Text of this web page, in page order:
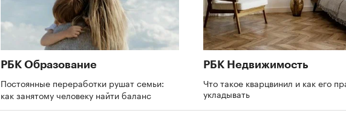
РБК Образование
Постоянные переработки рушат семьи:
как занятому человеку найти баланс
РБК Недвижимость
Что такое кварцвинил и как его
укладывать